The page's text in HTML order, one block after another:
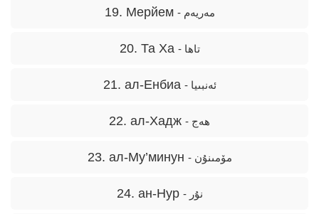
19. Мерйем - مەريەم
20. Та Ха - تاھا
21. ал-Енбиа - ئەنبىيا
22. ал-Хадж - ھەج
23. ал-Му’минун - مۆمىنۇن
24. ан-Нур - نۇر